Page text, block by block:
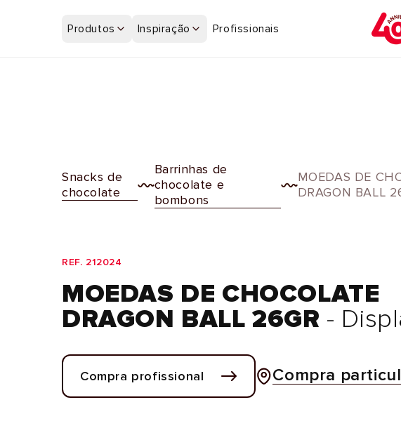
conteúdoProdutos Inspiração Profissionais
Snacks de
chocolate
Barrinhas de
chocolate e
bombons
MOEDAS DE
DRAGON BALL
REF. 212024
MOEDAS DE CHOCOLATE
DRAGON BALL 26GR -
Compra profissional Compra